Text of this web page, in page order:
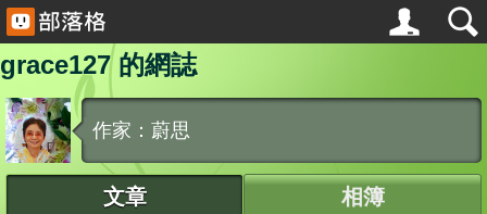
grace127 的網誌
作家：蔚思
文章 相簿